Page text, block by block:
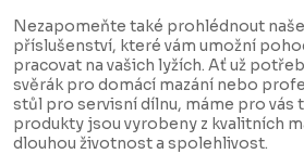
í
p
r
v
Nezapomeňte také prohlédnout
příslušenství, které vám umožní
pracovat na vašich lyžích. Ať už
svěrák pro domácí mazání nebo
stůl pro servisní dílnu, máme pro vás
produkty jsou vyrobeny z kvalitních
dlouhou životnost a spolehlivost.